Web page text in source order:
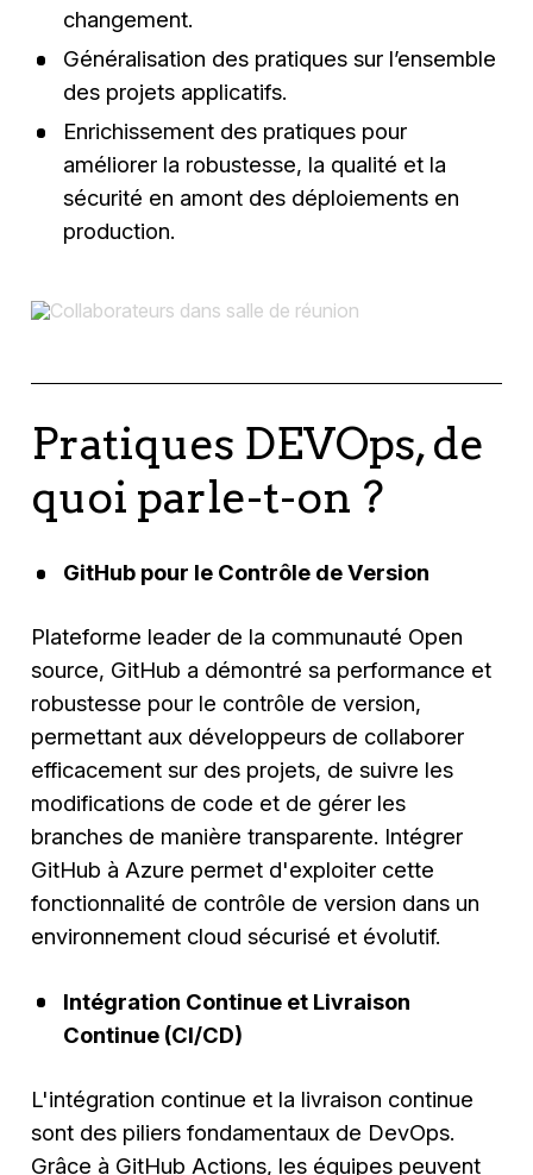
changement.
Généralisation des pratiques sur l’ensemble
des projets applicatifs.
Enrichissement des pratiques pour
améliorer la robustesse, la qualité et la
sécurité en amont des déploiements en
production.
Pratiques DEVOps, de
quoi parle-t-on ?
GitHub pour le Contrôle de Version
Plateforme leader de la communauté Open
source, GitHub a démontré sa performance et
robustesse pour le contrôle de version,
permettant aux développeurs de collaborer
efficacement sur des projets, de suivre les
modifications de code et de gérer les
branches de manière transparente. Intégrer
GitHub à Azure permet d'exploiter cette
fonctionnalité de contrôle de version dans un
environnement cloud sécurisé et évolutif.
Intégration Continue et Livraison
Continue (CI/CD)
L'intégration continue et la livraison continue
sont des piliers fondamentaux de DevOps.
Grâce à GitHub Actions, les équipes peuvent